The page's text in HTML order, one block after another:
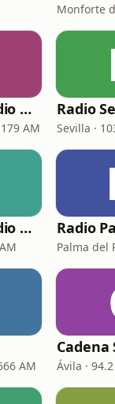
Monforte
Cadena SER - Radio Valencia
AM Sevilla ·
Cadena SER - Radio Bilbao
Palma del
AM
Cadena
Ávila ·